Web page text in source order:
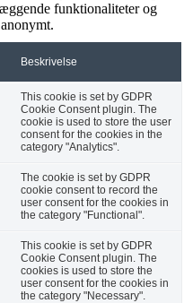
funktionaliteter og
Beskrivelse
This cookie is set by GDPR
Cookie Consent plugin. The
cookie is used to store the user
consent for the cookies in the
category "Analytics".
The cookie is set by GDPR
cookie consent to record the
user consent for the cookies in
the category "Functional".
This cookie is set by GDPR
Cookie Consent plugin. The
cookies is used to store the
user consent for the cookies in
the category "Necessary".